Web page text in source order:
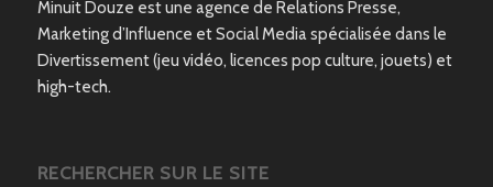
Minuit Douze est une agence de Relations Presse,
Marketing d’Influence et Social Media spécialisée dans le
Divertissement (jeu vidéo, licences pop culture, jouets) et
high-tech.
RECHERCHER SUR LE SITE